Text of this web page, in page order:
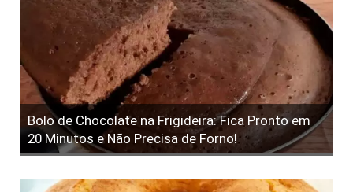
Bolo de Chocolate na Frigideira: Fica Pronto em
20 Minutos e Não Precisa de Forno!